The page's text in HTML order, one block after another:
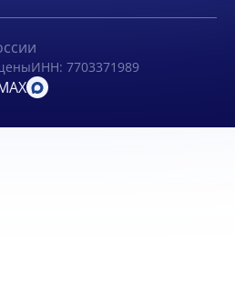
ИНН: 7703371989